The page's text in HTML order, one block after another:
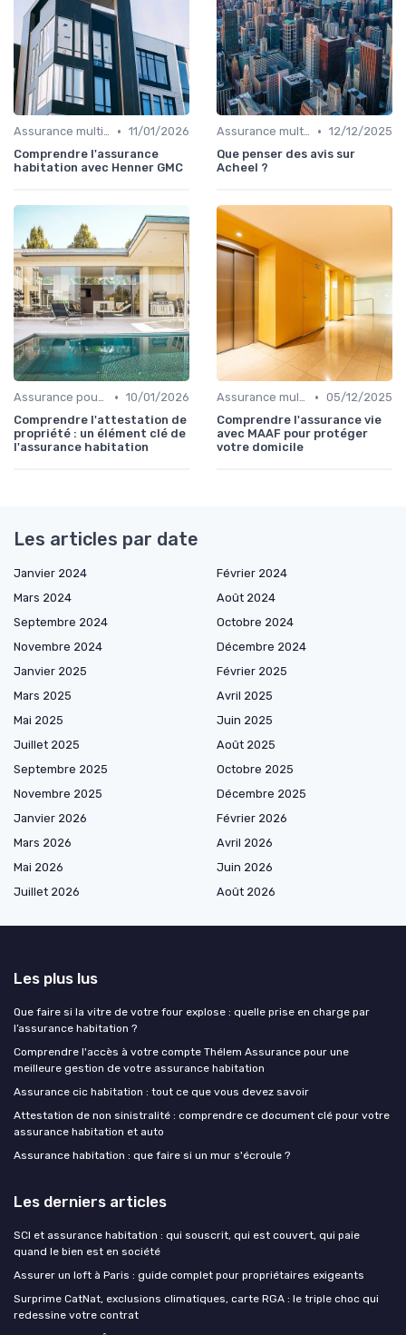
Assurance multirisque habitation • 11/01/2026
Comprendre l'assurance
habitation avec Henner GMC
Assurance multirisque habitation • 12/12/2025
Que penser des avis sur
Acheel ?
Assurance pour propriétaires • 10/01/2026
Comprendre l'attestation de
propriété : un élément clé de
l'assurance habitation
Assurance multirisque habitation • 05/12/2025
Comprendre l'assurance vie
avec MAAF pour protéger
votre domicile
Les articles par date
Janvier 2024
Février 2024
Mars 2024
Août 2024
Septembre 2024
Octobre 2024
Novembre 2024
Décembre 2024
Janvier 2025
Février 2025
Mars 2025
Avril 2025
Mai 2025
Juin 2025
Juillet 2025
Août 2025
Septembre 2025
Octobre 2025
Novembre 2025
Décembre 2025
Janvier 2026
Février 2026
Mars 2026
Avril 2026
Mai 2026
Juin 2026
Juillet 2026
Août 2026
Les plus lus
Que faire si la vitre de votre four explose : quelle prise en charge par
l’assurance habitation ?
Comprendre l'accès à votre compte Thélem Assurance pour une
meilleure gestion de votre assurance habitation
Assurance cic habitation : tout ce que vous devez savoir
Attestation de non sinistralité : comprendre ce document clé pour votre
assurance habitation et auto
Assurance habitation : que faire si un mur s'écroule ?
Les derniers articles
SCI et assurance habitation : qui souscrit, qui est couvert, qui paie
quand le bien est en société
Assurer un loft à Paris : guide complet pour propriétaires exigeants
Surprime CatNat, exclusions climatiques, carte RGA : le triple choc qui
redessine votre contrat